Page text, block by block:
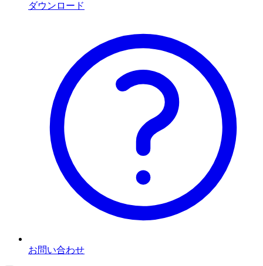
ダウンロード
お問い合わせ